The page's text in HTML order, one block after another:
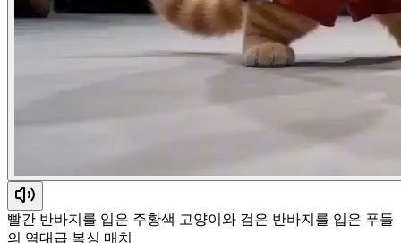
빨간 반바지를 입은 주황색 고양이와 검은 반바지를 입은 푸들
의 역대급 복싱 매치